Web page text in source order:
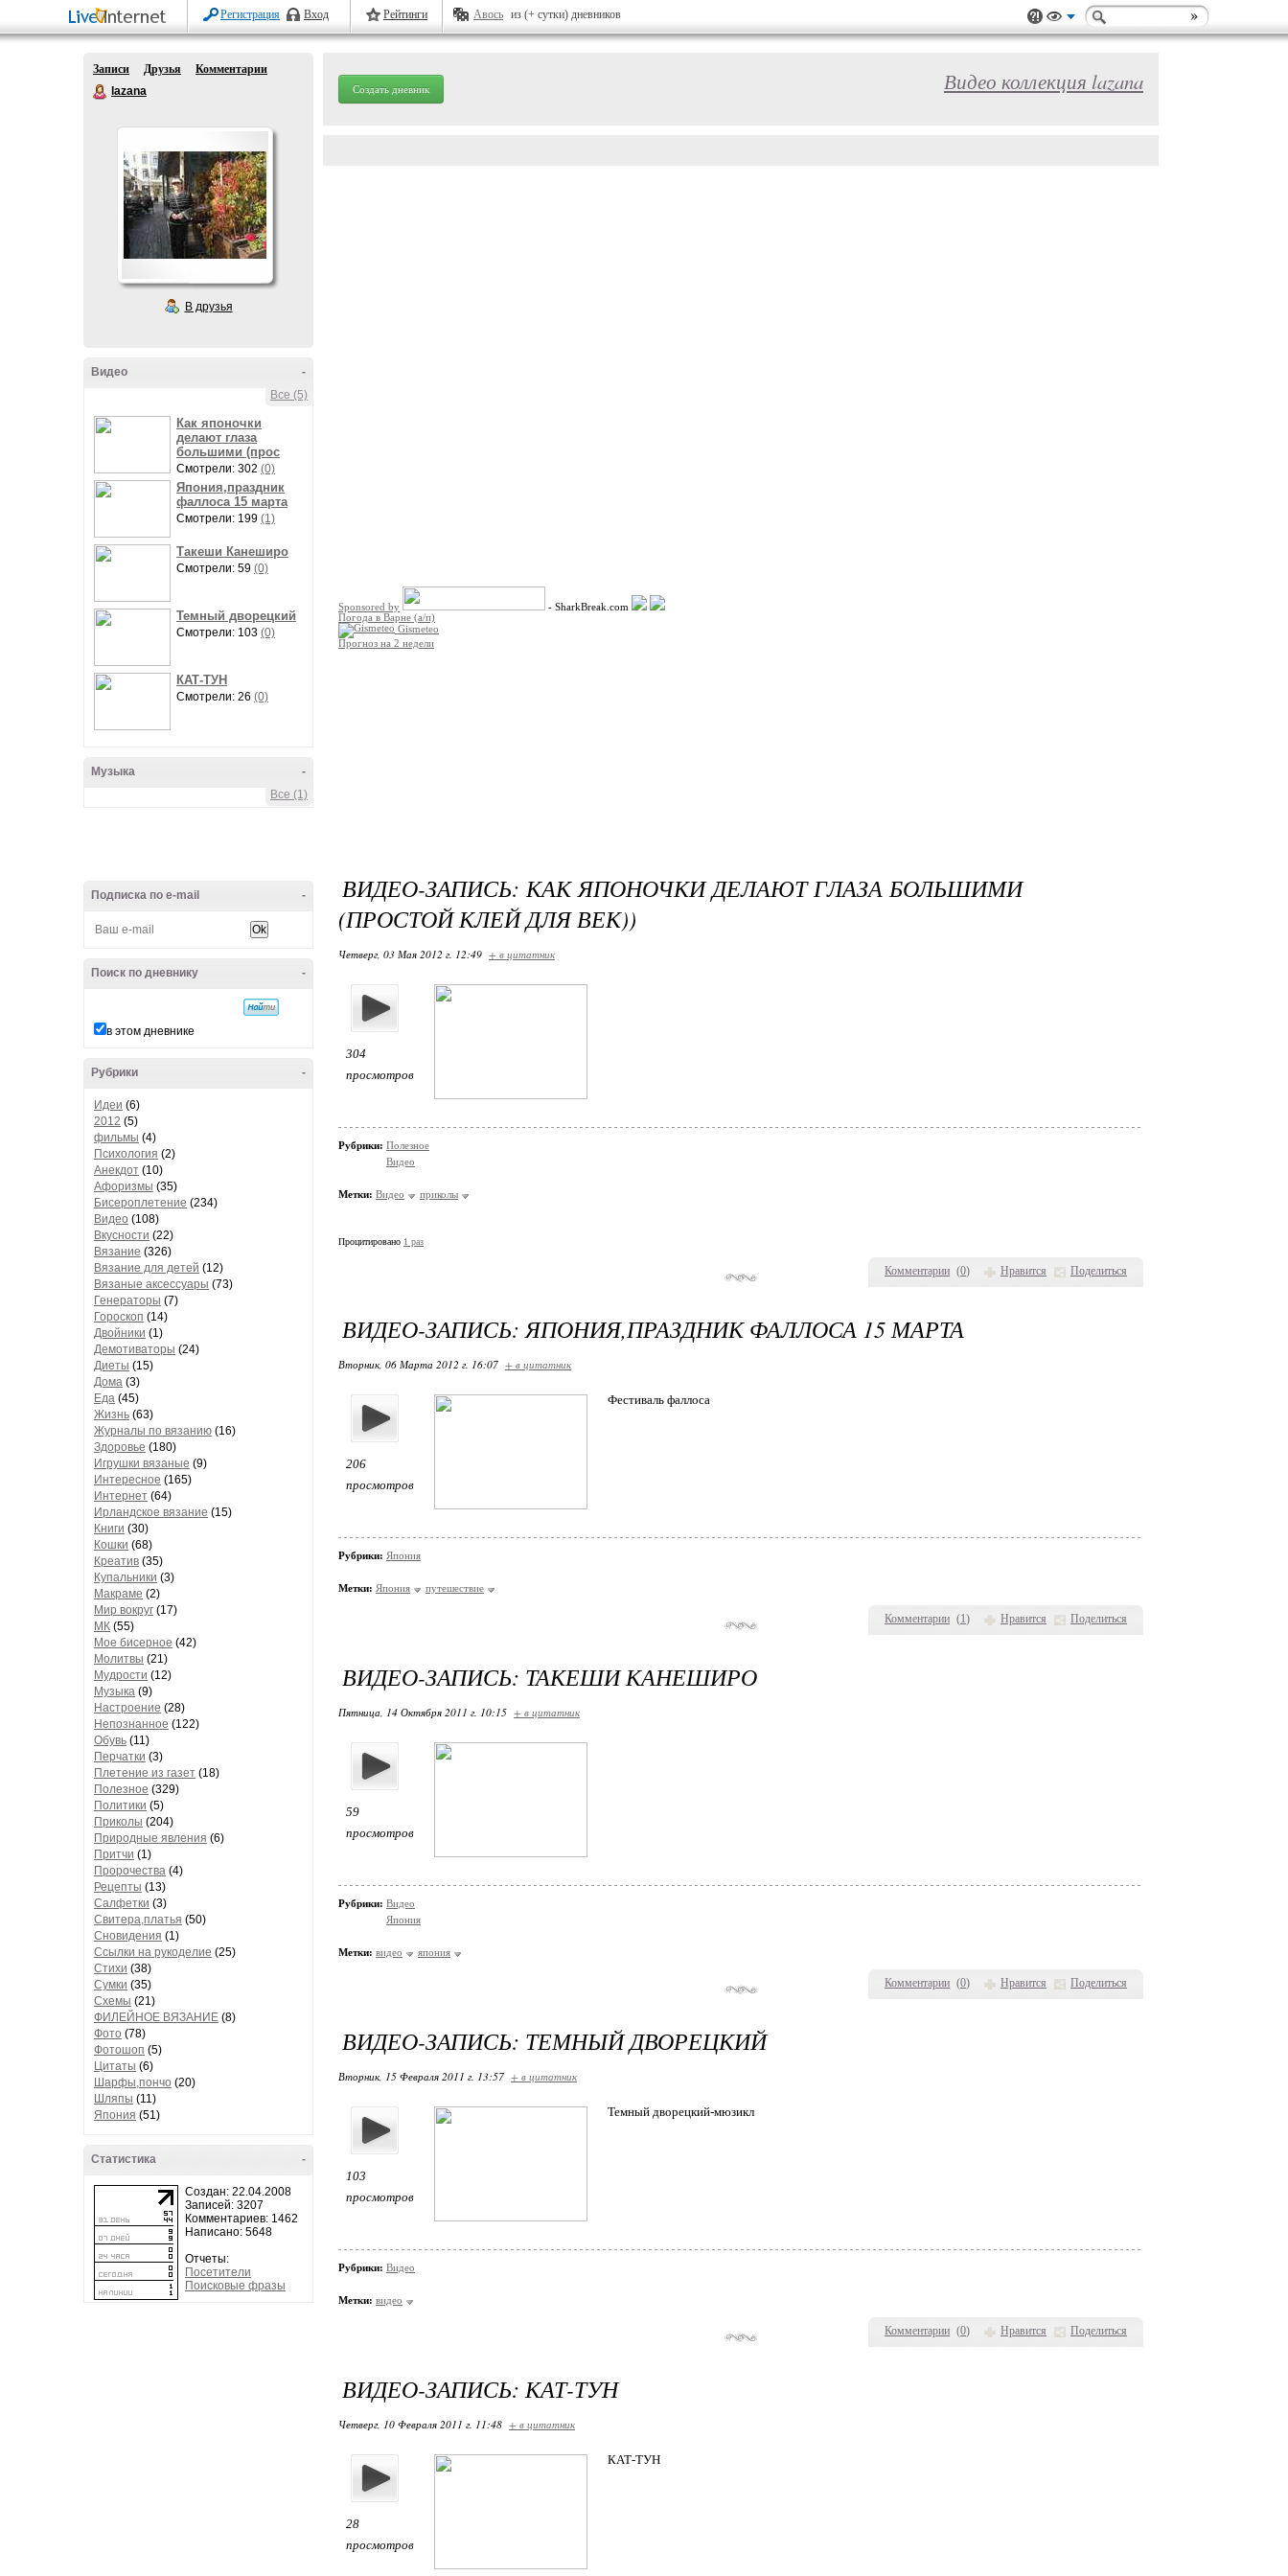
Регистрация Вход Рейтинги Авось из (+ сутки) дневников
Записи Друзья
Комментарии
lazana
В друзья
-
Видео
Все (5)
Как японочки
делают глаза
большими (прос
Смотрели: 302 (0)
Япония,праздник
фаллоса 15 марта
Смотрели: 199 (1)
Такеши Канеширо
Смотрели: 59 (0)
Темный дворецкий
Смотрели: 103 (0)
КАТ-ТУН
Смотрели: 26 (0)
-
Музыка
Все (1)
-
Подписка по e-mail
-
Поиск по дневнику
в этом дневнике
-
Рубрики
Идеи (6)
2012 (5)
фильмы (4)
Психология (2)
Анекдот (10)
Афоризмы (35)
Бисероплетение (234)
Видео (108)
Вкусности (22)
Вязание (326)
Вязание для детей (12)
Вязаные аксессуары (73)
Генераторы (7)
Гороскоп (14)
Двойники (1)
Демотиваторы (24)
Диеты (15)
Дома (3)
Еда (45)
Жизнь (63)
Журналы по вязанию (16)
Здоровье (180)
Игрушки вязаные (9)
Интересное (165)
Интернет (64)
Ирландское вязание (15)
Книги (30)
Кошки (68)
Креатив (35)
Купальники (3)
Макраме (2)
Мир вокруг (17)
МК (55)
Мое бисерное (42)
Молитвы (21)
Мудрости (12)
Музыка (9)
Настроение (28)
Непознанное (122)
Обувь (11)
Перчатки (3)
Плетение из газет (18)
Полезное (329)
Политики (5)
Приколы (204)
Природные явления (6)
Притчи (1)
Пророчества (4)
Рецепты (13)
Салфетки (3)
Свитера,платья (50)
Сновидения (1)
Ссылки на рукоделие (25)
Стихи (38)
Сумки (35)
Схемы (21)
ФИЛЕЙНОЕ ВЯЗАНИЕ (8)
Фото (78)
Фотошоп (5)
Цитаты (6)
Шарфы,пончо (20)
Шляпы (11)
Япония (51)
-
Статистика
Создан: 22.04.2008
Записей: 3207
Комментариев: 1462
Написано: 5648
Отчеты:
Посетители
Поисковые фразы
Создать дневник Видео коллекция lazana
Sponsored by - SharkBreak.com
Погода в Варне (а/п)
Gismeteo
Прогноз на 2 недели
Комментарии (0) Нравится Поделиться
ВИДЕО-ЗАПИСЬ: КАК ЯПОНОЧКИ ДЕЛАЮТ ГЛАЗА БОЛЬШИМИ
(ПРОСТОЙ КЛЕЙ ДЛЯ ВЕК))
Четверг, 03 Мая 2012 г. 12:49 + в цитатник
304
просмотров
Рубрики: Полезное
Видео
Метки: Видео приколы
Процитировано 1 раз
Комментарии (1) Нравится Поделиться
ВИДЕО-ЗАПИСЬ: ЯПОНИЯ,ПРАЗДНИК ФАЛЛОСА 15 МАРТА
Вторник, 06 Марта 2012 г. 16:07 + в цитатник
206
просмотров
Фестиваль фаллоса
Рубрики: Япония
Метки: Япония путешествие
Комментарии (0) Нравится Поделиться
ВИДЕО-ЗАПИСЬ: ТАКЕШИ КАНЕШИРО
Пятница, 14 Октября 2011 г. 10:15 + в цитатник
59
просмотров
Рубрики: Видео
Япония
Метки: видео япония
Комментарии (0) Нравится Поделиться
ВИДЕО-ЗАПИСЬ: ТЕМНЫЙ ДВОРЕЦКИЙ
Вторник, 15 Февраля 2011 г. 13:57 + в цитатник
103
просмотров
Темный дворецкий-мюзикл
Рубрики: Видео
Метки: видео
ВИДЕО-ЗАПИСЬ: КАТ-ТУН
Четверг, 10 Февраля 2011 г. 11:48 + в цитатник
28
просмотров
КАТ-ТУН